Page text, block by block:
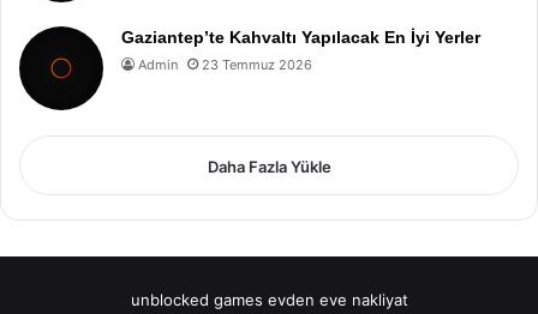
Gaziantep’te Kahvaltı Yapılacak En İyi Yerler
Admin 23 Temmuz 2026
Daha Fazla Yükle
unblocked games evden eve nakliyat